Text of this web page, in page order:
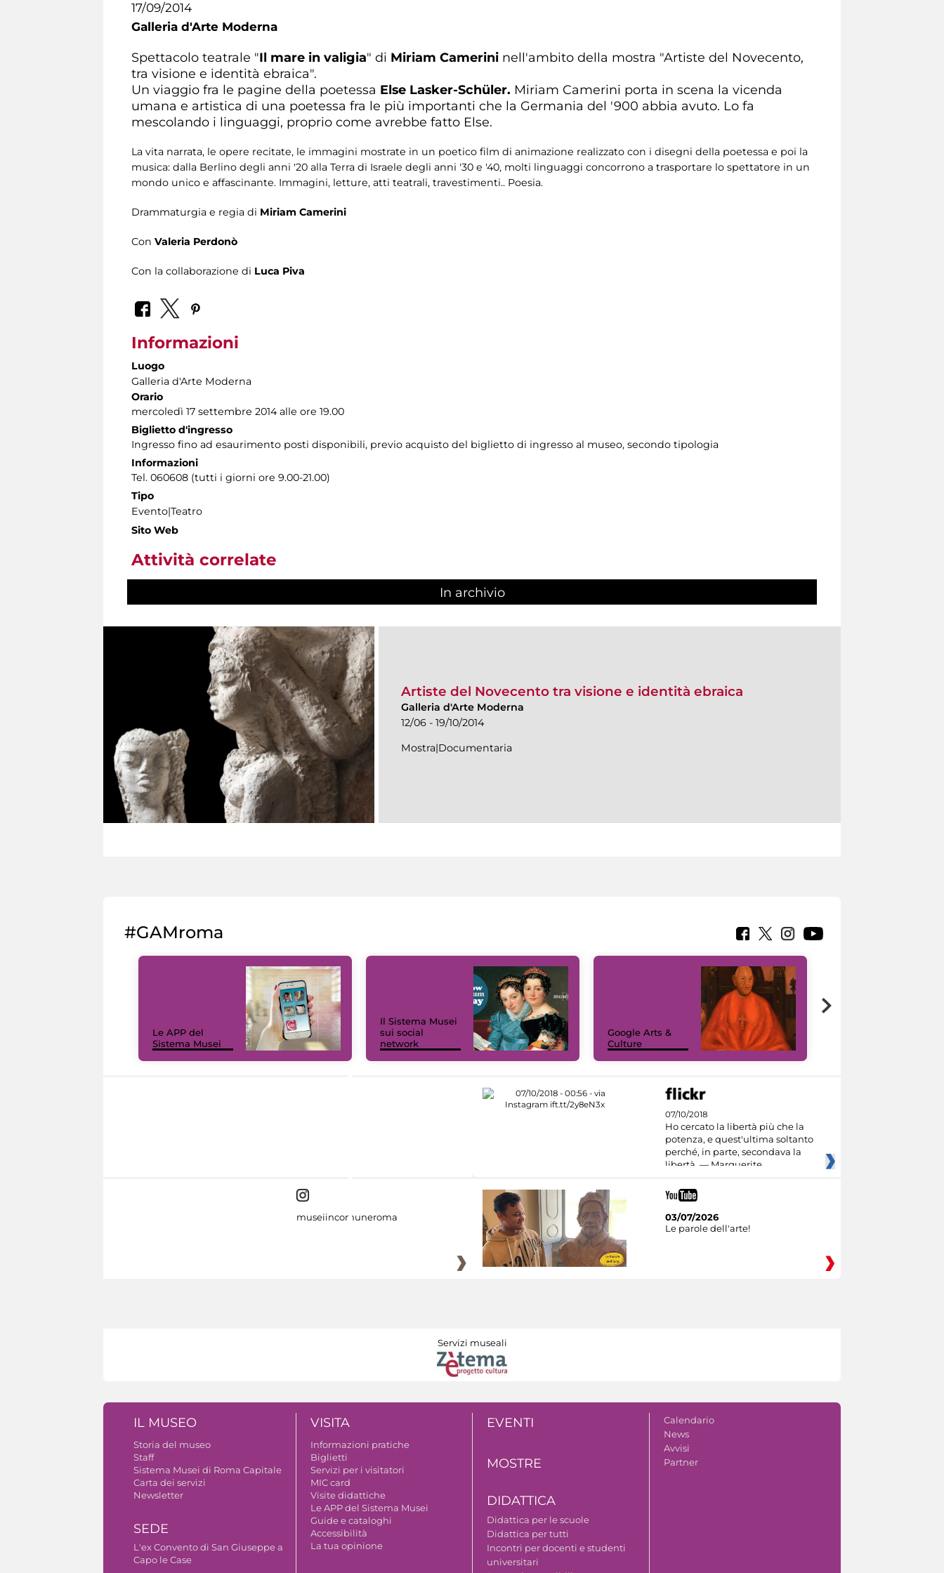
17/09/2014
Galleria d'Arte Moderna
Spettacolo teatrale "Il mare in valigia" di Miriam Camerini nell'ambito della mostra "Artiste del Novecento,
tra visione e identità ebraica".
Un viaggio fra le pagine della poetessa Else Lasker-Schüler. Miriam Camerini porta in scena la vicenda
umana e artistica di una poetessa fra le più importanti che la Germania del '900 abbia avuto. Lo fa
mescolando i linguaggi, proprio come avrebbe fatto Else.
La vita narrata, le opere recitate, le immagini mostrate in un poetico film di animazione realizzato con i disegni della poetessa e poi la
musica: dalla Berlino degli anni '20 alla Terra di Israele degli anni '30 e '40, molti linguaggi concorrono a trasportare lo spettatore in un
mondo unico e affascinante. Immagini, letture, atti teatrali, travestimenti.. Poesia.
Drammaturgia e regia di Miriam Camerini
Con Valeria Perdonò
Con la collaborazione di Luca Piva
Informazioni
Luogo
Galleria d'Arte Moderna
Orario
mercoledì 17 settembre 2014 alle ore 19.00
Biglietto d'ingresso
Ingresso fino ad esaurimento posti disponibili, previo acquisto del biglietto di ingresso al museo, secondo tipologia
Informazioni
Tel. 060608 (tutti i giorni ore 9.00-21.00)
Tipo
Evento|Teatro
Sito Web
Attività correlate
In archivio
Artiste del Novecento tra visione e identità ebraica
Galleria d'Arte Moderna
12/06 - 19/10/2014
Mostra|Documentaria
#GAMroma
Le APP del
Sistema Musei
Il Sistema Musei
sui social
network
Google Arts &
Culture
07/10/2018
Ho cercato la libertà più che la
potenza, e quest'ultima soltanto
perché, in parte, secondava la
libertà. — Marguerite
museiincomuneroma
03/07/2026
Le parole dell'arte!
Servizi museali
IL MUSEO
Storia del museo
Staff
Sistema Musei di Roma Capitale
Carta dei servizi
Newsletter
SEDE
L'ex Convento di San Giuseppe a
Capo le Case
VISITA
Informazioni pratiche
Biglietti
Servizi per i visitatori
MIC card
Visite didattiche
Le APP del Sistema Musei
Guide e cataloghi
Accessibilità
La tua opinione
EVENTI
MOSTRE
DIDATTICA
Didattica per le scuole
Didattica per tutti
Incontri per docenti e studenti
universitari
Calendario
News
Avvisi
Partner